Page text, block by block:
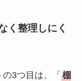
く整理しにく
3つ目は、「 棚